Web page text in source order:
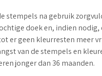
stempels na gebruik
doek en, indien nodig,
er geen kleurresten meer
van de stempels en
jonger dan 36 maanden.